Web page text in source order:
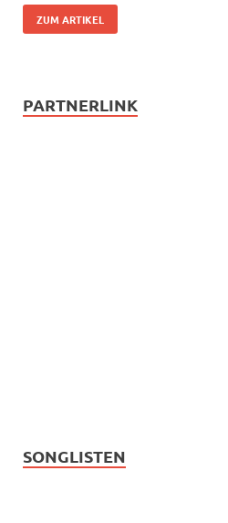
ZUM ARTIKEL
PARTNERLINK
SONGLISTEN